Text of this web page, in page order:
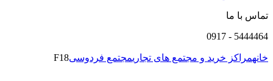
تماس با ما
5444464
-
0917
خانهمراکز خرید و مجتمع های تجاریمجتمع فردوسیF18